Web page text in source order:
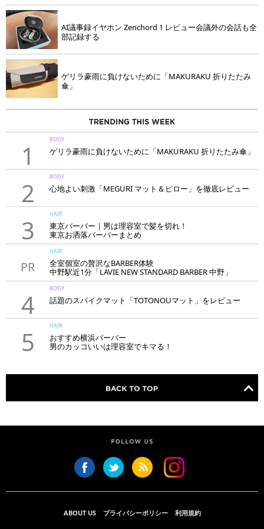
AI議事録イヤホン Zenchord 1 レビュー会議外の会話も全
部記録する
ゲリラ豪雨に負けないために「MAKURAKU 折りたたみ
傘」
1
BODY
ゲリラ豪雨に負けないために「MAKURAKU 折りたたみ傘」
2
BODY
心地よい刺激「MEGURI マット＆ピロー」を徹底レビュー
3
HAIR
東京バーバー｜男は理容室で髪を切れ！
東京お洒落バーバーまとめ
PR
HAIR
全室個室の贅沢なBARBER体験
中野駅近1分「LAVIE NEW STANDARD BARBER 中野」
4
BODY
話題のスパイクマット「TOTONOUマット」をレビュー
5
HAIR
おすすめ横浜バーバー
男のカッコいいは理容室でキマる！
ABOUT US プライバシーポリシー 利用規約